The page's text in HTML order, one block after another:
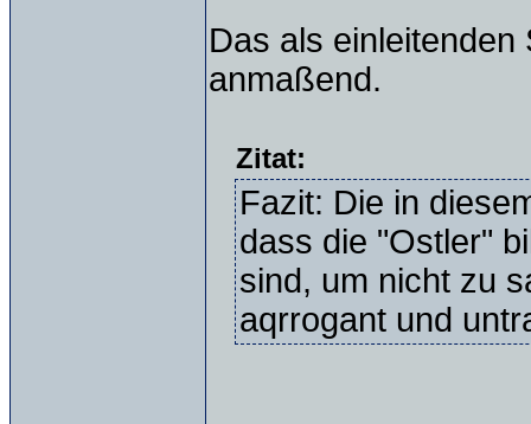
Das als
anmaßend.
Zitat:
Fazit: Die in
dass die "Ostler"
sind, um nicht zu
aqrrogant und